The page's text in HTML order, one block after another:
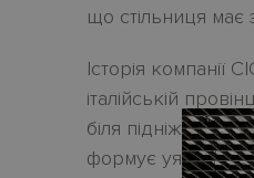
що стільниця має
Історія компанії
італійській
біля підніжжя
формує